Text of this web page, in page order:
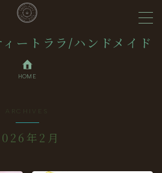
ートララ/ハンドメイド
HOME
ARCHIVES
年2月